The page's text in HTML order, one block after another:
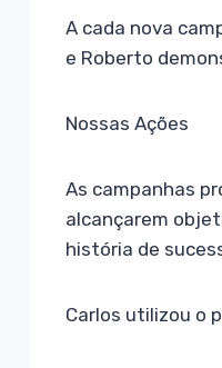
A cada nova
e Roberto
Nossas Ações
As campanhas
alcançarem
história de
Carlos utilizou o